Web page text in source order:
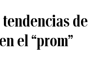
tendencias de
el “prom”